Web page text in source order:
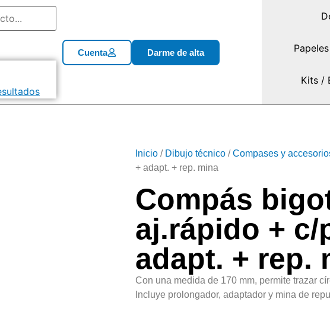
Cuenta Darme de alta
Kits /
Inicio / Dibujo técnico /Compases y
+ adapt. + rep. mina
Compás
aj.rápido + c/
adapt. + rep.
Con una medida de 170 mm, permite trazar
Incluye prolongador, adaptador y mina de